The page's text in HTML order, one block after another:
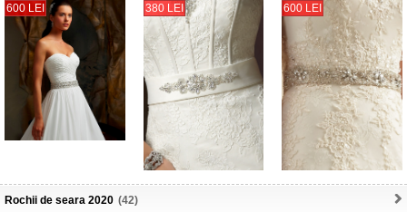
600 LEI 380 LEI 600 LEI
Rochii de seara 2020 (42)